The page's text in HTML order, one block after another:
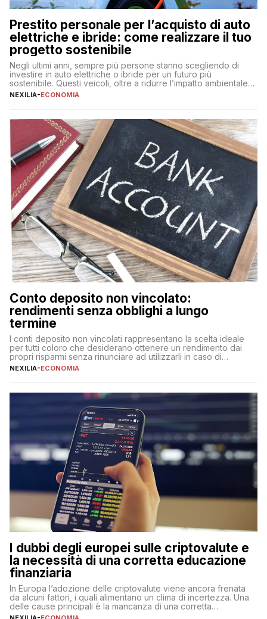
Prestito personale per l’acquisto di auto
elettriche e ibride: come realizzare il tuo
progetto sostenibile
Negli ultimi anni, sempre più persone stanno scegliendo di
investire in auto elettriche o ibride per un futuro più
sostenibile. Questi veicoli, oltre a ridurre l’impatto ambientale,
offrono vantaggi economici a lungo termine, come minori costi
fare se non […]
NEXILIA-ECONOMIA
Conto deposito non vincolato:
rendimenti senza obblighi a lungo
termine
I conti deposito non vincolati rappresentano la scelta ideale
per tutti coloro che desiderano ottenere un rendimento dai
propri risparmi senza rinunciare ad utilizzarli in caso di
necessità. A differenza delle forme vincolate tradizionali,
flessibilità e rendimento. Come funzionano […]
NEXILIA-ECONOMIA
I dubbi degli europei sulle criptovalute e
la necessità di una corretta educazione
finanziaria
In Europa l’adozione delle criptovalute viene ancora frenata
da alcuni fattori, i quali alimentano un clima di incertezza. Una
delle cause principali è la mancanza di una corretta
educazione finanziaria, che impedisce ad una larga parte della